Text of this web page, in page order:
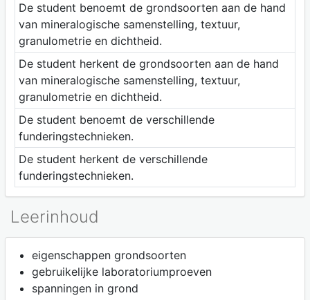
De student benoemt de grondsoorten aan de hand
van mineralogische samenstelling, textuur,
granulometrie en dichtheid.
De student herkent de grondsoorten aan de hand
van mineralogische samenstelling, textuur,
granulometrie en dichtheid.
De student benoemt de verschillende
funderingstechnieken.
De student herkent de verschillende
funderingstechnieken.
Leerinhoud
eigenschappen grondsoorten
gebruikelijke laboratoriumproeven
spanningen in grond